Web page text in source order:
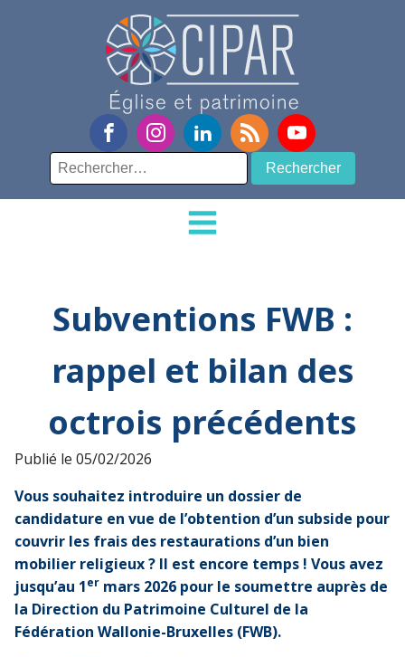
Rechercher :
Subventions FWB :
rappel et bilan des
octrois précédents
Publié le 05/02/2026
Vous souhaitez introduire un dossier de
candidature en vue de l’obtention d’un subside pour
couvrir les frais des restaurations d’un bien
mobilier religieux ? Il est encore temps ! Vous avez
jusqu’au 1er mars 2026 pour le soumettre auprès de
la Direction du Patrimoine Culturel de la
Fédération Wallonie-Bruxelles (FWB).